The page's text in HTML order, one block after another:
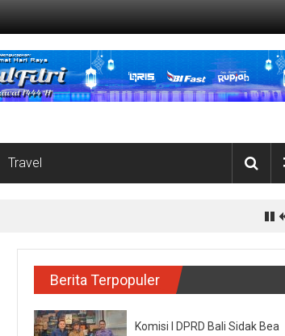
Travel
Berita Terpopuler
Komisi I DPRD Bali Sidak Bea